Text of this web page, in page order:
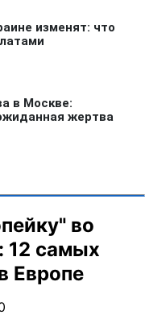
во
12 самых
Европе